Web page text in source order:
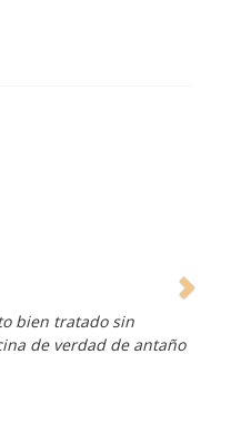
bien tratado sin
de verdad de antaño